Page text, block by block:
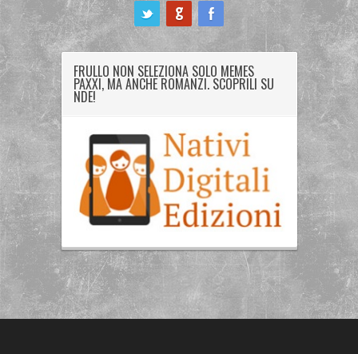
FRULLO NON SELEZIONA SOLO MEMES
PAXXI, MA ANCHE ROMANZI. SCOPRILI SU
NDE!